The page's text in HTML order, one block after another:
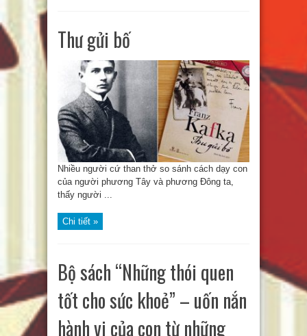
Thư gửi bố
Nhiều người cứ than thở so sánh cách dạy con
của người phương Tây và phương Đông ta,
thấy người ...
Chi tiết »
Bộ sách “Những thói quen
tốt cho sức khoẻ” – uốn nắn
hành vi của con từ những